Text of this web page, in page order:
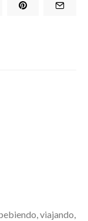
viajando,